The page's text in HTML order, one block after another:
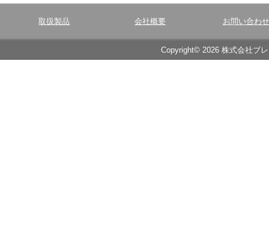
取扱製品 会社概要 お問い合わせ
Copyright© 2026 株式会社ブ